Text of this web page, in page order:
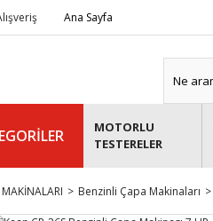
Ana Sayfa
MOTORLU
TESTERELER
Benzinli Çapa Makinaları